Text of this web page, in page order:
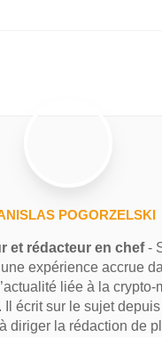
POGORZELSKI
et rédacteur en chef-
expérience accrue
liée à la crypto-
Il écrit sur le sujet
diriger la rédaction de